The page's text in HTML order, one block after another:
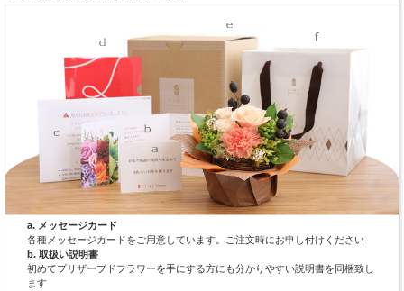
a. メッセージカード
各種メッセージカードをご用意しています。ご注文時にお申し付けください
b. 取扱い説明書
初めてプリザーブドフラワーを手にする方にも分かりやすい説明書を同梱致し
ます